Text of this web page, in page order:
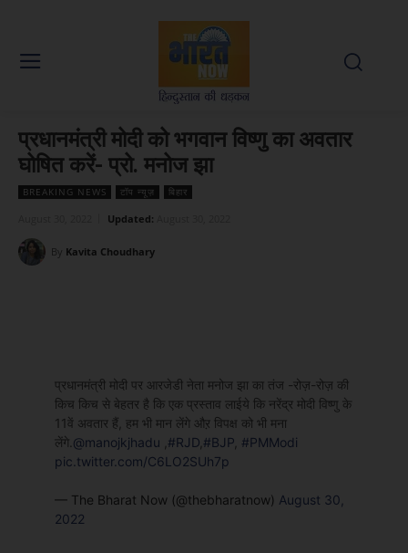
प्रधानमंत्री मोदी को भगवान विष्णु का अवतार
घोषित करें- प्रो. मनोज झा
BREAKING NEWS टॉप न्यूज़ बिहार
Updated:
By Kavita Choudhary
प्रधानमंत्री मोदी पर आरजेडी नेता मनोज झा का तंज -रोज़-रोज़ की
किच किच से बेहतर है कि एक प्रस्ताव लाईये कि नरेंद्र मोदी विष्णु के
11वें अवतार हैं, हम भी मान लेंगे औऱ विपक्ष को भी मना
लेंगे. @manojkjhadu #RJD #BJP #PMModi
pic.twitter.com/C6LO2SUh7p
— The Bharat Now (@thebharatnow) August 30,
2022